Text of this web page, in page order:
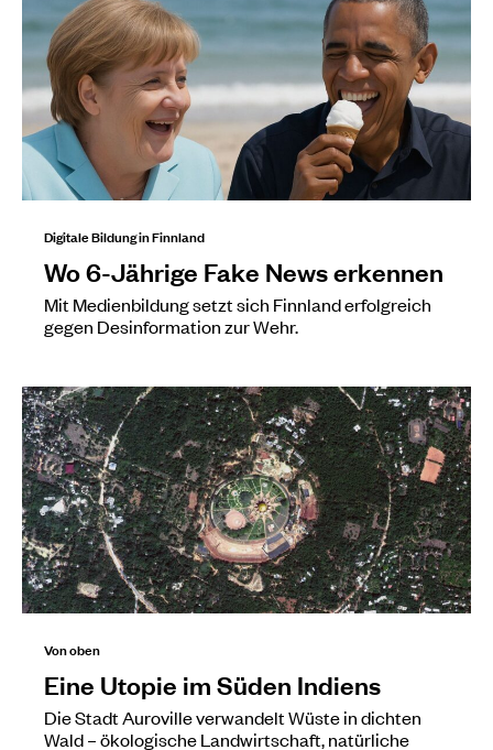
Digitale Bildung in Finnland
Wo 6-Jährige Fake News erkennen
Mit Medienbildung setzt sich Finnland erfolgreich
gegen Desinformation zur Wehr.
Von oben
Eine Utopie im Süden Indiens
Die Stadt Auroville verwandelt Wüste in dichten
Wald – ökologische Landwirtschaft, natürliche